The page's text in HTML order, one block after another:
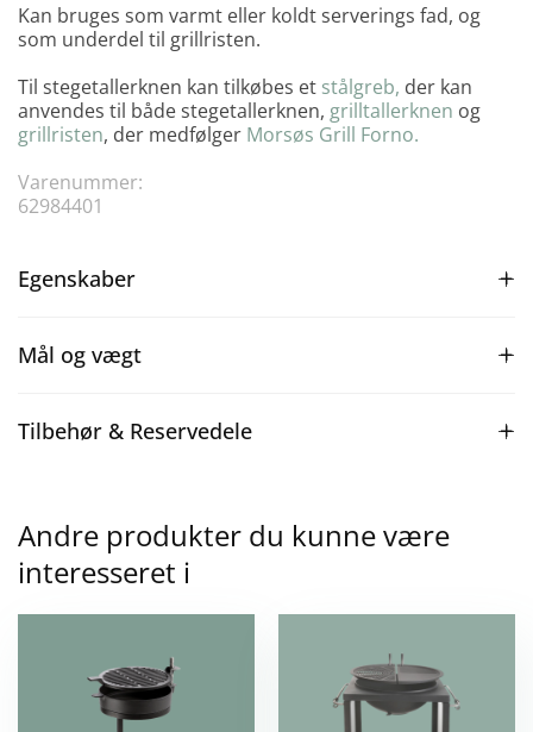
Kan bruges som varmt eller koldt serverings fad, og
som underdel til grillristen.
Til stegetallerknen kan tilkøbes et stålgreb, der kan
anvendes til både stegetallerknen, grilltallerknen og
grillristen, der medfølger Morsøs Grill Forno.
Varenummer:
62984401
Egenskaber
Mål og vægt
Tilbehør & Reservedele
Andre produkter du kunne være
interesseret i